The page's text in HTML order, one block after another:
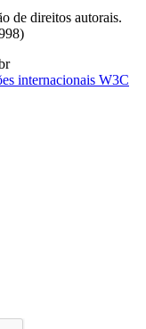
de direitos autorais.